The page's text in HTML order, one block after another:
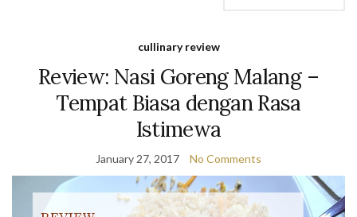
cullinary review
Review: Nasi Goreng Malang –
Tempat Biasa dengan Rasa
Istimewa
January 27, 2017 No Comments